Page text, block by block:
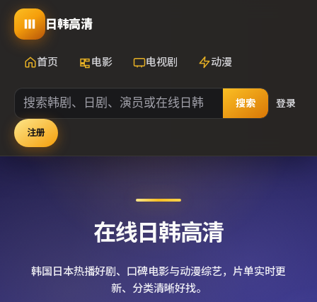
日韩高清
首页 电影 电视剧 动漫
搜索 登录
注册
在线日韩高清
韩国日本热播好剧、口碑电影与动漫综艺，片单实时更
新、分类清晰好找。